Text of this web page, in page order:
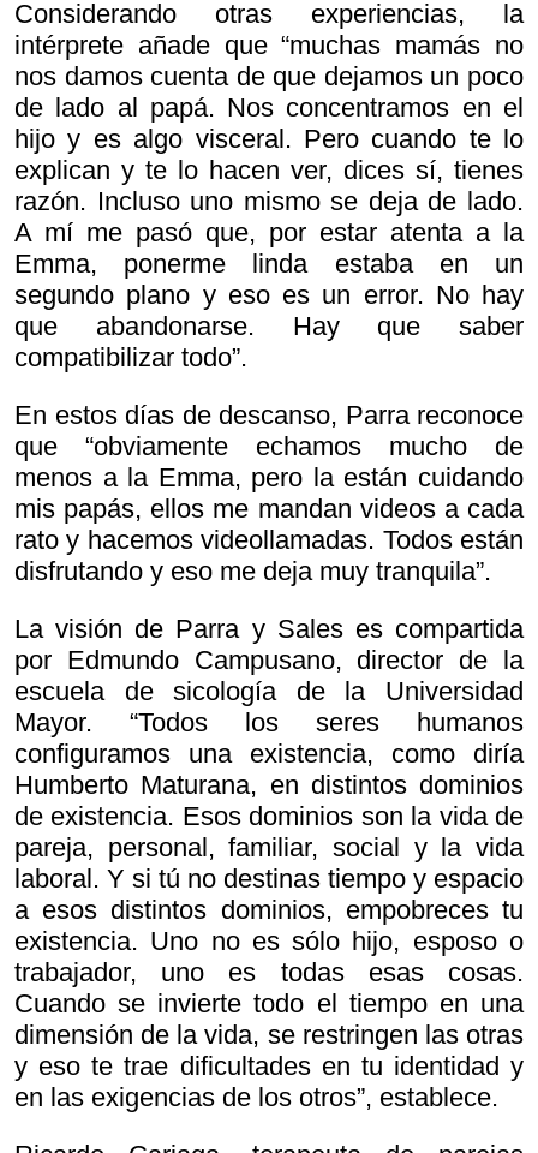
Considerando otras experiencias, la
intérprete añade que “muchas mamás no
nos damos cuenta de que dejamos un poco
de lado al papá. Nos concentramos en el
hijo y es algo visceral. Pero cuando te lo
explican y te lo hacen ver, dices sí, tienes
razón. Incluso uno mismo se deja de lado.
A mí me pasó que, por estar atenta a la
Emma, ponerme linda estaba en un
segundo plano y eso es un error. No hay
que abandonarse. Hay que saber
compatibilizar todo”.
En estos días de descanso, Parra reconoce
que “obviamente echamos mucho de
menos a la Emma, pero la están cuidando
mis papás, ellos me mandan videos a cada
rato y hacemos videollamadas. Todos están
disfrutando y eso me deja muy tranquila”.
La visión de Parra y Sales es compartida
por Edmundo Campusano, director de la
escuela de sicología de la Universidad
Mayor. “Todos los seres humanos
configuramos una existencia, como diría
Humberto Maturana, en distintos dominios
de existencia. Esos dominios son la vida de
pareja, personal, familiar, social y la vida
laboral. Y si tú no destinas tiempo y espacio
a esos distintos dominios, empobreces tu
existencia. Uno no es sólo hijo, esposo o
trabajador, uno es todas esas cosas.
Cuando se invierte todo el tiempo en una
dimensión de la vida, se restringen las otras
y eso te trae dificultades en tu identidad y
en las exigencias de los otros”, establece.